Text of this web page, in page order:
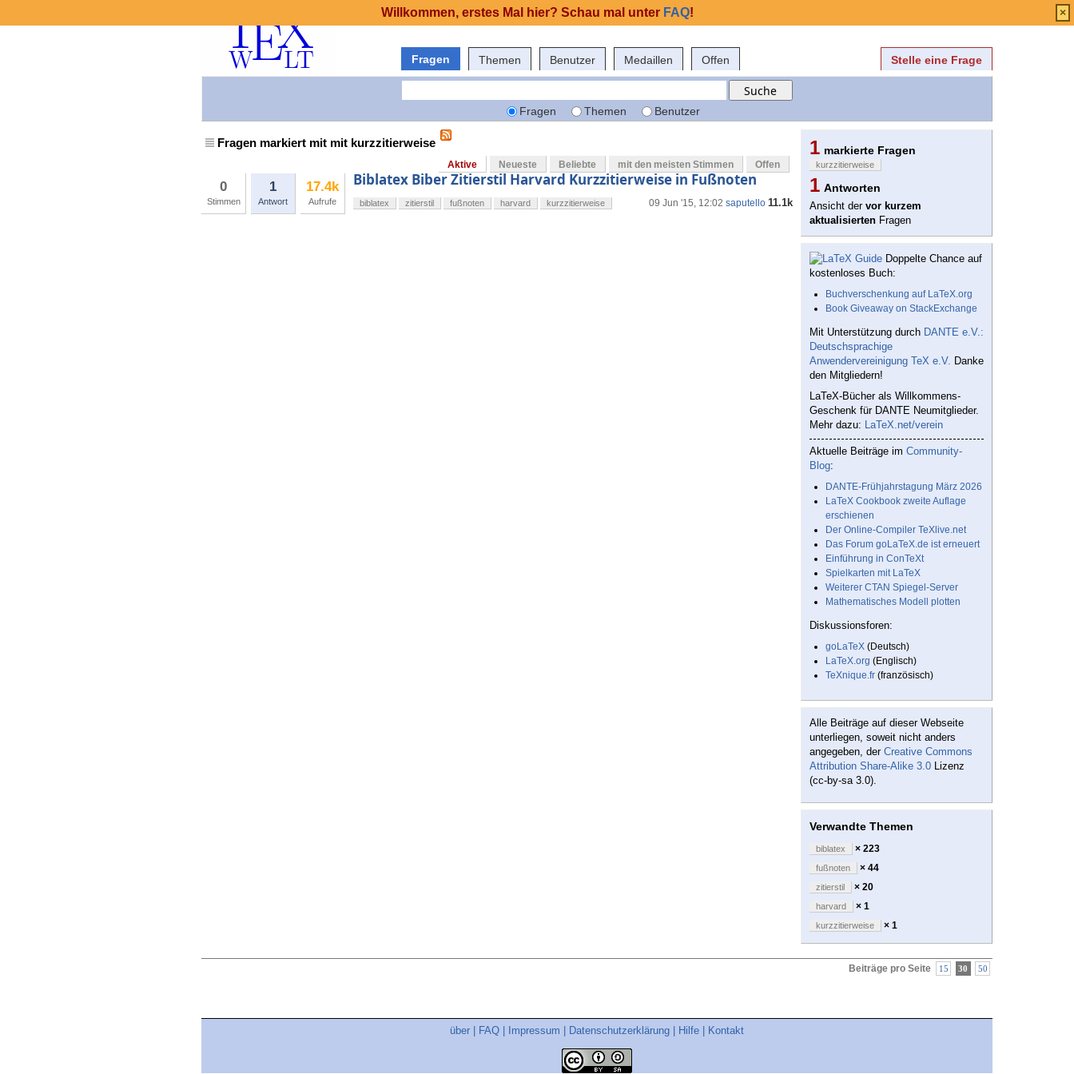
Fragen Themen Benutzer Medaillen Offen Stelle eine Frage
Fragen Themen Benutzer
Fragen markiert mit mit kurzzitierweise
Aktive Neueste Beliebte mit den meisten Stimmen Offen
0
Stimmen
1
Antwort
17.4k
Aufrufe
Biblatex Biber Zitierstil Harvard Kurzzitierweise in Fußnoten
09 Jun '15, 12:02 saputello 11.1k
biblatex zitierstil fußnoten harvard kurzzitierweise
1 markierte Fragen
kurzzitierweise
1 Antworten
Ansicht der vor kurzem
aktualisierten Fragen
Doppelte Chance auf
kostenloses Buch:
Buchverschenkung auf LaTeX.org
Book Giveaway on StackExchange
Mit Unterstützung durch DANTE e.V.:
Deutschsprachige
Anwendervereinigung TeX e.V. Danke
den Mitgliedern!
LaTeX-Bücher als Willkommens-
Geschenk für DANTE Neumitglieder.
Mehr dazu: LaTeX.net/verein
Aktuelle Beiträge im Community-
Blog:
DANTE-Frühjahrstagung März 2026
LaTeX Cookbook zweite Auflage
erschienen
Der Online-Compiler TeXlive.net
Das Forum goLaTeX.de ist erneuert
Einführung in ConTeXt
Spielkarten mit LaTeX
Weiterer CTAN Spiegel-Server
Mathematisches Modell plotten
Diskussionsforen:
goLaTeX (Deutsch)
LaTeX.org (Englisch)
TeXnique.fr (französisch)
Alle Beiträge auf dieser Webseite
unterliegen, soweit nicht anders
angegeben, der Creative Commons
Attribution Share-Alike 3.0 Lizenz
(cc-by-sa 3.0).
Verwandte Themen
biblatex × 223
fußnoten × 44
zitierstil × 20
harvard × 1
kurzzitierweise × 1
Beiträge pro Seite 15 30 50
über FAQ Impressum Datenschutzerklärung Hilfe Kontakt
Willkommen, erstes Mal hier? Schau mal unter FAQ! ×